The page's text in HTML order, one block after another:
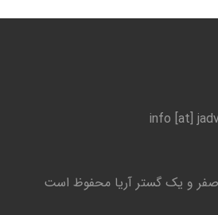
info [at]
و یک گستر آریا محفوظ است